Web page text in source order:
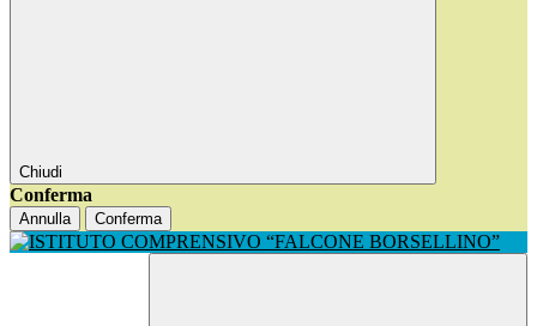
Chiudi
Conferma
Annulla Conferma